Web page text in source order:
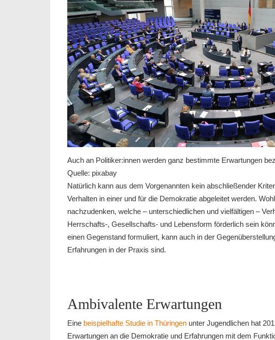
Auch an Politiker:innen werden ganz bestimmte Erwartungen
Quelle: pixabay
Natürlich kann aus dem Vorgenannten kein abschließender
Verhalten in einer und für die Demokratie abgeleitet werden.
nachzudenken, welche – unterschiedlichen und vielfältigen –
Herrschafts-, Gesellschafts- und Lebensform förderlich sein
einen Gegenstand formuliert, kann auch in der
Erfahrungen in der Praxis sind.
Ambivalente Erwartungen
Eine beispielhafte Studie in Thüringen unter Jugendlichen hat
Erwartungen an die Demokratie und Erfahrungen mit dem